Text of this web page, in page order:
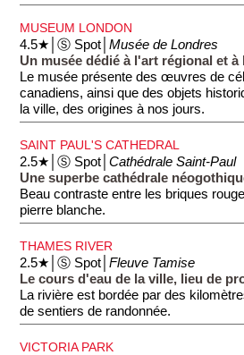
MUSEUM LONDON
4.5★│Ⓢ Spot│Musée de Londres
Un musée dédié à l'art régional et
Le musée présente des œuvres de
canadiens, ainsi que des objets
la ville, des origines à nos jours.
SAINT PAUL'S CATHEDRAL
2.5★│Ⓢ Spot│Cathédrale Saint-Paul
Une superbe cathédrale
Beau contraste entre les briques
pierre blanche.
THAMES RIVER
2.5★│Ⓢ Spot│Fleuve Tamise
Le cours d'eau de la ville, lieu de
La rivière est bordée par des
de sentiers de randonnée.
VICTORIA PARK